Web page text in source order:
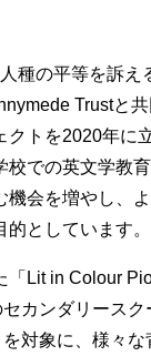
種の平等を訴え
Trustと
トを2020年に
校での英文学教
機会を増やし、
としています。
「Lit in Colour
カンダリースク
対象に、様々な